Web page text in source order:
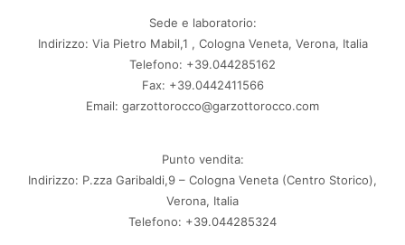
Sede e laboratorio:
Indirizzo: Via Pietro Mabil,1 , Cologna Veneta, Verona, Italia
Telefono: +39.044285162
Fax: +39.0442411566
Email: garzottorocco@garzottorocco.com
Punto vendita:
Indirizzo: P.zza Garibaldi,9 – Cologna Veneta (Centro Storico),
Verona, Italia
Telefono: +39.044285324